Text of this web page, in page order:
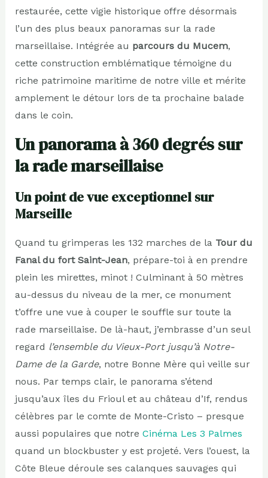
restaurée, cette vigie historique offre désormais
l’un des plus beaux panoramas sur la rade
marseillaise. Intégrée au parcours du Mucem,
cette construction emblématique témoigne du
riche patrimoine maritime de notre ville et mérite
amplement le détour lors de ta prochaine balade
dans le coin.
Un panorama à 360 degrés sur
la rade marseillaise
Un point de vue exceptionnel sur
Marseille
Quand tu grimperas les 132 marches de la Tour du
Fanal du fort Saint-Jean, prépare-toi à en prendre
plein les mirettes, minot ! Culminant à 50 mètres
au-dessus du niveau de la mer, ce monument
t’offre une vue à couper le souffle sur toute la
rade marseillaise. De là-haut, j’embrasse d’un seul
regard l’ensemble du Vieux-Port jusqu’à Notre-
Dame de la Garde, notre Bonne Mère qui veille sur
nous. Par temps clair, le panorama s’étend
jusqu’aux îles du Frioul et au château d’If, rendus
célèbres par le comte de Monte-Cristo – presque
aussi populaires que notre Cinéma Les 3 Palmes
quand un blockbuster y est projeté. Vers l’ouest, la
Côte Bleue déroule ses calanques sauvages qui